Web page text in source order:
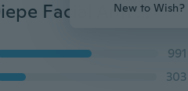
New to Wish?
Hyaluronzuur Essentie Serum Huidverzorging Diepe Facial Anti Aging Intensieve Gezicht Lifting Verstevigende Anti Rimpel
991
303